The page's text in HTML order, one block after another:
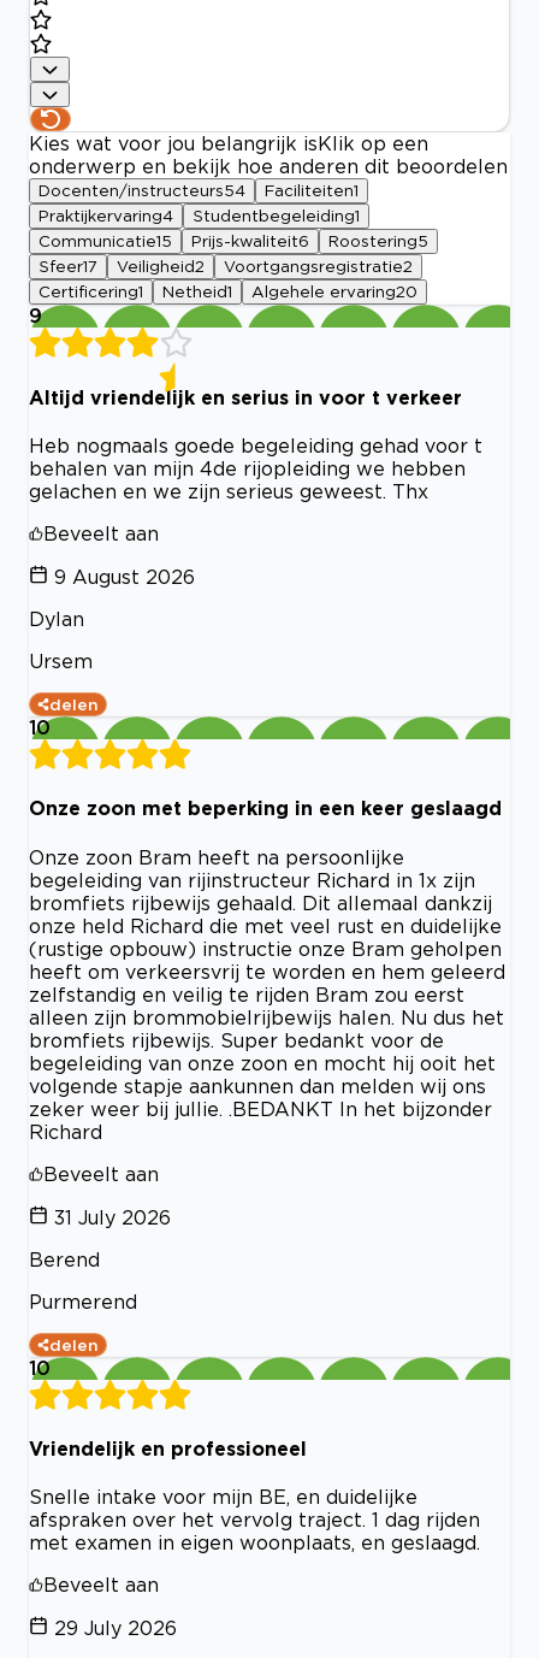
Kies wat voor jou belangrijk is Klik op een
onderwerp en bekijk hoe anderen dit beoordelen
Docenten/instructeurs54 Faciliteiten1
Praktijkervaring4 Studentbegeleiding1
Communicatie15 Prijs-kwaliteit6 Roostering5
Sfeer17 Veiligheid2 Voortgangsregistratie2
Certificering1 Netheid1 Algehele ervaring20
9
Altijd vriendelijk en serius in voor t verkeer
Heb nogmaals goede begeleiding gehad voor t
behalen van mijn 4de rijopleiding we hebben
gelachen en we zijn serieus geweest. Thx
Beveelt aan
9 August 2026
Dylan
Ursem
delen
10
Onze zoon met beperking in een keer geslaagd
Onze zoon Bram heeft na persoonlijke
begeleiding van rijinstructeur Richard in 1x zijn
bromfiets rijbewijs gehaald. Dit allemaal dankzij
onze held Richard die met veel rust en duidelijke
(rustige opbouw) instructie onze Bram geholpen
heeft om verkeersvrij te worden en hem geleerd
zelfstandig en veilig te rijden Bram zou eerst
alleen zijn brommobielrijbewijs halen. Nu dus het
bromfiets rijbewijs. Super bedankt voor de
begeleiding van onze zoon en mocht hij ooit het
volgende stapje aankunnen dan melden wij ons
zeker weer bij jullie. .BEDANKT In het bijzonder
Richard
Beveelt aan
31 July 2026
Berend
Purmerend
delen
10
Vriendelijk en professioneel
Snelle intake voor mijn BE, en duidelijke
afspraken over het vervolg traject. 1 dag rijden
met examen in eigen woonplaats, en geslaagd.
Beveelt aan
29 July 2026